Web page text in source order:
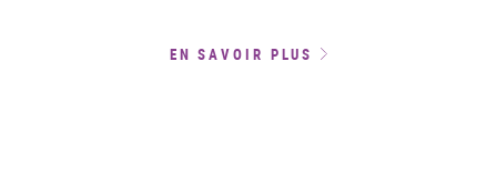
EN SAVOIR PLUS